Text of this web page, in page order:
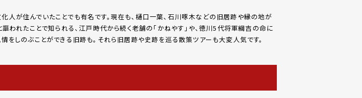
人が住んでいたことでも有名です。現在も、樋口一葉、石川啄木などの旧居跡や縁の地が
謳われたことで知られる、江戸時代から続く老舗の「かねやす」や、徳川5代将軍綱吉の命に
をしのぶことができる旧跡も。それら旧居跡や史跡を巡る散策ツアーも大変人気です。